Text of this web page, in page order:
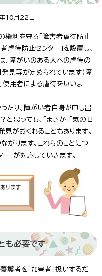
10月22日
権利を守る「障害者虐待防止
虐待防止センター」を設置し、
、障がいのある人への虐待の
見等が定められています（障
使用者による虐待をいいま
たり、障がい者自身が申し出
思っても、「まさか」「気のせ
見がおくれることもあります。
がります。これらのことにつ
」が対応していきます。
も必要です
護者を「加害者」扱いするだ